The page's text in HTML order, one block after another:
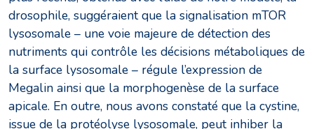
drosophile, suggéraient que la signalisation mTOR
lysosomale – une voie majeure de détection des
nutriments qui contrôle les décisions métaboliques de
la surface lysosomale – régule l’expression de
Megalin ainsi que la morphogenèse de la surface
apicale. En outre, nous avons constaté que la cystine,
issue de la protéolyse lysosomale, peut inhiber la